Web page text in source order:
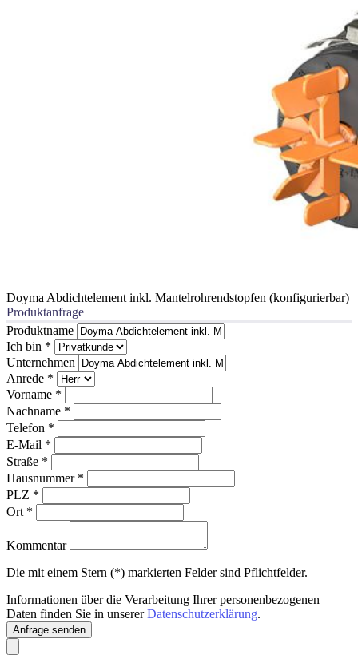
Doyma Abdichtelement inkl. Mantelrohrendstopfen (konfigurierbar)
Produktanfrage
Produktname
Ich bin *
Unternehmen
Anrede *
Vorname *
Nachname *
Telefon *
E-Mail *
Straße *
Hausnummer *
PLZ *
Ort *
Kommentar
Die mit einem Stern (*) markierten Felder sind Pflichtfelder.
Informationen über die Verarbeitung Ihrer personenbezogenen
Daten finden Sie in unsererDatenschutzerklärung.
Anfrage senden